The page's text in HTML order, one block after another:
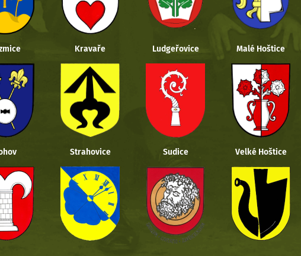
Kravaře Ludgeřovice Malé Hoštice
Strahovice Sudice Velké Hoštice